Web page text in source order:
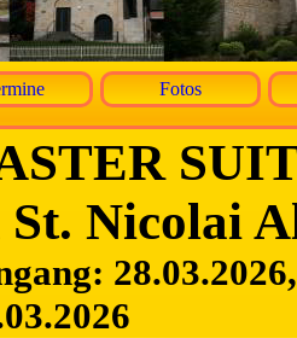
Fotos
St. Nicolai